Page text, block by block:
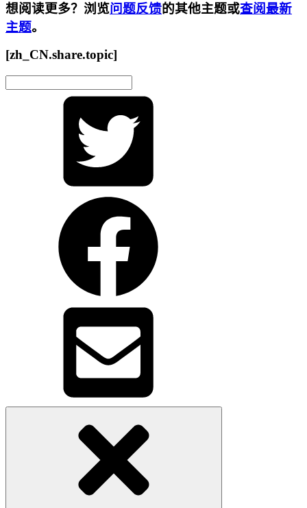
想阅读更多？浏览问题反馈的其他主题或查阅最新
主题。
[zh_CN.share.topic]